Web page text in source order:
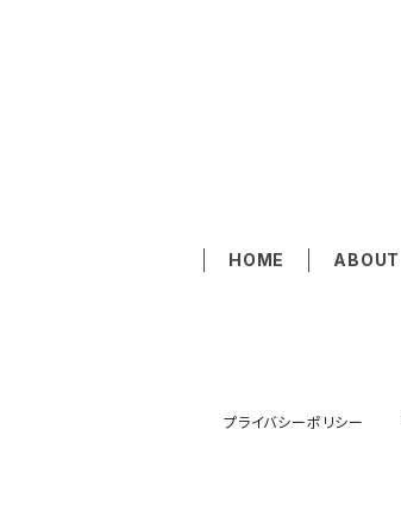
HOME ABOUT
プライバシーポリシー